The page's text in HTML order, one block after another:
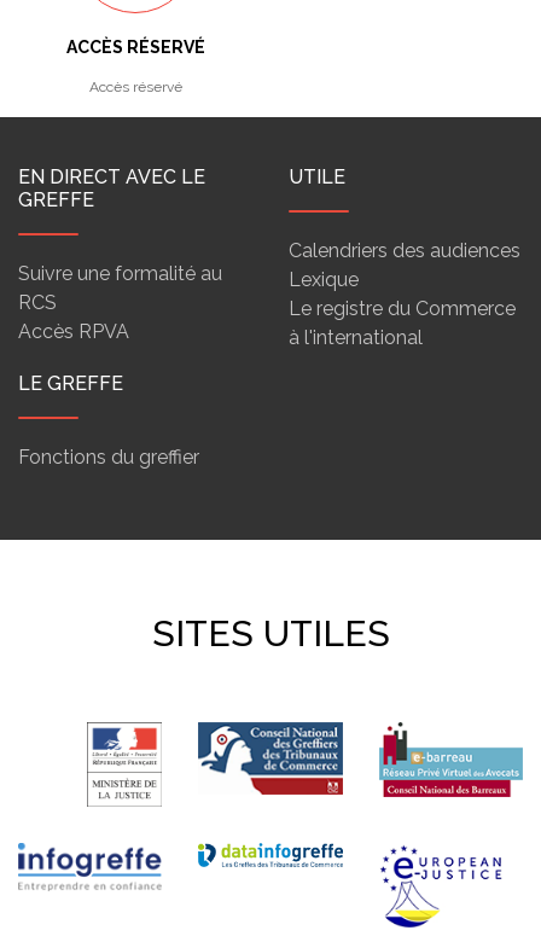
ACCÈS RÉSERVÉ
Accès réservé
EN DIRECT AVEC LE
GREFFE
Suivre une formalité au
RCS
Accès RPVA
UTILE
Calendriers des audiences
Lexique
Le registre du Commerce
à l'international
LE GREFFE
Fonctions du greffier
SITES UTILES